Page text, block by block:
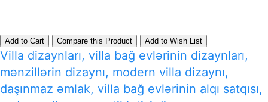
Add to Cart Compare this Product Add to Wish List
Villa dizaynları, villa bağ evlərinin dizaynları,
mənzillərin dizaynı, modern villa dizaynı,
daşınmaz əmlak, villa bağ evlərinin alqı satqısı,